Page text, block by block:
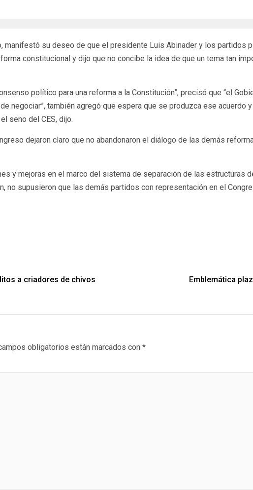
manifestó su deseo de que el presidente Luis Abinader y los
constitucional y dijo que no concibe la idea de que un tema tan
político para una reforma a la Constitución”, precisó que “el
negociar”, también agregó que espera que se produzca ese acuerdo
seno del CES, dijo.
dejaron claro que no abandonaron el diálogo de las demás
y mejoras en el marco del sistema de separación de las estructuras
supusieron que las demás partidos con representación en el
a criadores de chivos
Emblemática
obligatorios están marcados con *